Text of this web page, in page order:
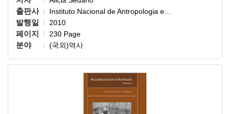
출판사 Instituto Nacional de Antropologia e…
발행일 2010
페이지 230 Page
분야 (국외)역사